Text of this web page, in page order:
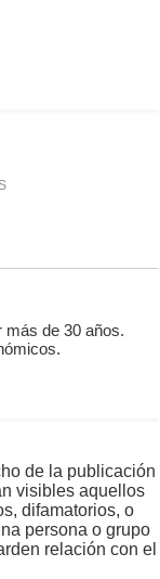
más de 30 años.
de la publicación
visibles aquellos
difamatorios, o
persona o grupo
relación con el